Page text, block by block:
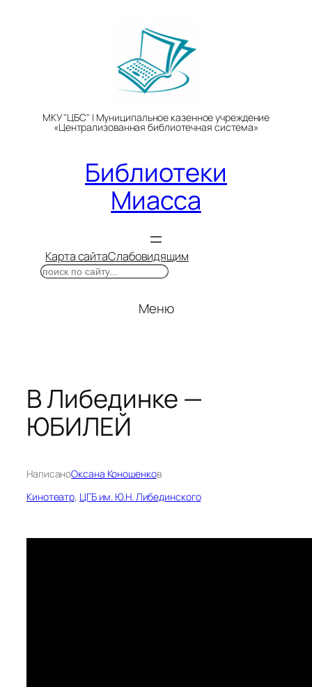
МКУ "ЦБС" | Муниципальное казенное учреждение
«Централизованная библиотечная система»
Библиотеки
Миасса
Карта сайтаСлабовидящим
Поиск
Меню
В Либединке —
ЮБИЛЕЙ
НаписаноОксана Коношенков
Кинотеатр, ЦГБ им. Ю.Н. Либединского